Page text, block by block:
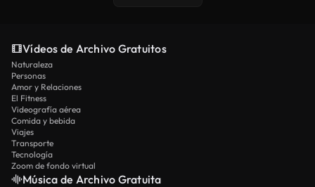
Vídeos de Archivo Gratuitos
Naturaleza
Personas
Amor y Relaciones
El Fitness
Videografía aérea
Comida y bebida
Viajes
Transporte
Tecnología
Zoom de fondo virtual
Música de Archivo Gratuita